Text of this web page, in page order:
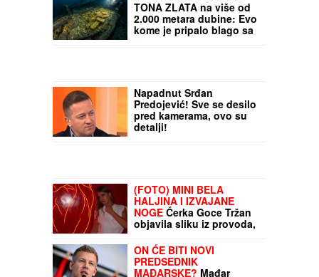
Dok jedni zarađuju, drugi strahuju: Svaki
osmi Nemac ulaže u kriptovalute, ali mnogi
ih i dalje smatraju veoma rizičnim
nastao, ali se zna ČEMU
SLUŽI
Pronašli na DESETINE
TONA ZLATA na više od
TEMPERATURNI
ROLERKOSTER U SRBIJI:
Do 38 stepeni, pa nagli
pad temperature!
Napadnut Srđan
Predojević! Sve se desilo
pred kamerama, ovo su